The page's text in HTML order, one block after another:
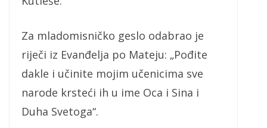
Za mladomisničko geslo odabrao je
riječi iz Evanđelja po Mateju: „Pođite
dakle i učinite mojim učenicima sve
narode krsteći ih u ime Oca i Sina i
Duha Svetoga“.